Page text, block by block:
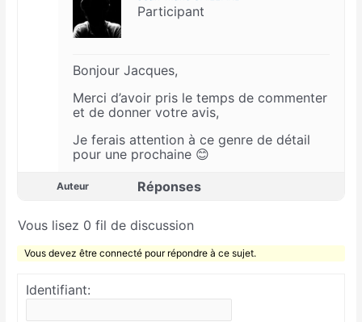
Participant
Bonjour Jacques,
Merci d’avoir pris le temps de commenter
et de donner votre avis,
Je ferais attention à ce genre de détail
pour une prochaine 😊
Auteur Réponses
Vous lisez 0 fil de discussion
Vous devez être connecté pour répondre à ce sujet.
Identifiant: